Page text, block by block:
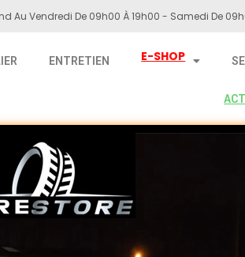
Au Vendredi De 09h00 À 19h00 - Samedi De
ENTRETIEN E-SHOP